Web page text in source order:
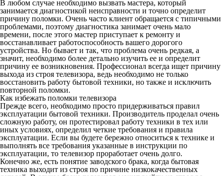
В любом случае необходимо вызвать мастера, который
занимается диагностикой неисправности и точно определит
причину поломки. Очень часто клиент обращается с типичными
проблемами, поэтому диагностика занимает очень мало
времени, после этого мастер приступает к ремонту и
восстанавливает работоспособность вашего дорогого
устройства. Но бывает и так, что проблема очень редкая, а
значит, необходимо более детально изучить ее и определит
причину ее возникновения. Профессионал всегда ищет причину
выхода из строя телевизора, ведь необходимо не только
восстановить работу бытовой техники, но также и исключить
повторной поломки.
Как избежать поломки телевизора
Прежде всего, необходимо просто придерживаться правил
эксплуатации бытовой техники. Производитель проделал очень
сложную работу, он протестировал работу техники в тех или
иных условиях, определил четкие требования и правила
эксплуатации. Если вы будете бережно относиться к технике и
выполнять все требования указанные в инструкции по
эксплуатации, то телевизор проработает очень долго.
Конечно же, есть понятие заводского брака, когда бытовая
техника выходит из строя по причине низкокачественных